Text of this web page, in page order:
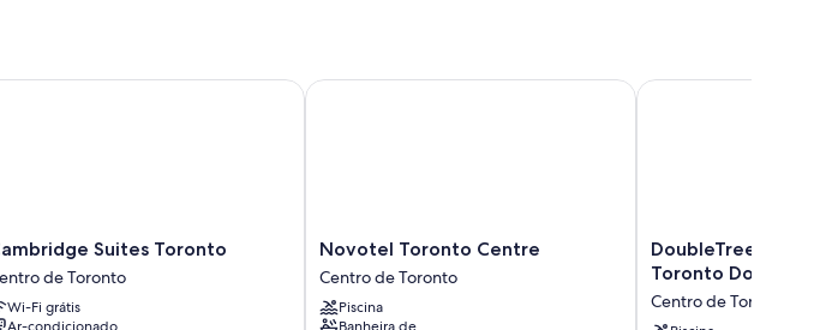
com canais via satélite
berços grátis e chaleiras elétricas
Suites Toronto
de Toronto
Wi-Fi grátis
Ar-condicionado
Suites Toronto
Novotel
Toronto
Centre
Centro
Novotel Toronto Centre
Centro de Toronto
Piscina
Banheira de
Novotel Toronto Centre
DoubleTree
by
Hotel
DoubleTree by
Toronto Downtown
Centro de Toronto
DoubleTree by Hilton